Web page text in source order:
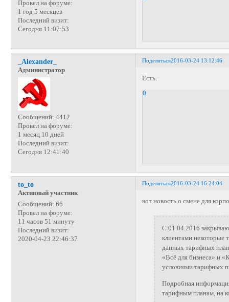
Провел на форуме:
1 год 5 месяцев
Последний визит:
Сегодня 11:07:53
Поделиться2016-03-24 13:12:46
_Alexander_
Администратор
Сообщений: 4412
Провел на форуме:
1 месяц 10 дней
Последний визит:
Сегодня 12:41:40
Есть.
0
Поделиться2016-03-24 16:24:04
to_to
Активный участник
Сообщений: 66
Провел на форуме:
11 часов 51 минуту
Последний визит:
2020-04-23 22:46:37
вот новость о смене для
С 01.04.2016
клиентами некоторые
данных тарифных
«Всё для бизнеса» и
условиями тарифных
Подробная
тарифным планам, на